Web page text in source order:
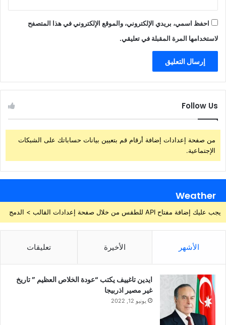
احفظ اسمي، بريدي الإلكتروني، والموقع الإلكتروني في هذا المتصفح
لاستخدامها المرة المقبلة في تعليقي.
Follow Us
من صفحة إعدادات إضافة أرقام قم بتعيين بيانات حساباتك على الشبكات
الإجتماعية.
Weather
يجب عليك إضافة مفتاح API للطقس من خلال صفحة إعدادات القالب > الدمج
الأشهر الأخيرة تعليقات
ايدين تاغييف يكتب “عودة الخلاص العظيم ” تاريخ
غير مصير اذربيجا
يونيو 12, 2022